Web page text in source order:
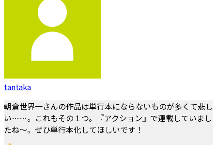
tantaka
朝倉世界一さんの作品は単行本にならないものが多くて悲し
い……。これもその１つ。『アクション』で連載していまし
たね～。ぜひ単行本化してほしいです！